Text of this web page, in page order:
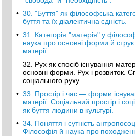
• 30. "Буття" як філософська
буття та їх діалектична єдність.
• 31. Категорія "матерія" у
наука про основні форми й
матерії.
32. Рух як спосіб існування
основні форми. Рух і розвиток.
соціального руху.
• 33. Простір і час — форми
матерії. Соціальний простір і
як буття людини в культурі.
• 34. Поняття і сутність
Філософія й наука про